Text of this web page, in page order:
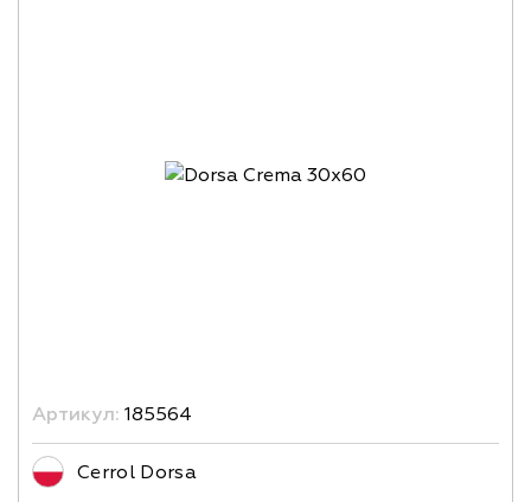
Артикул: 185564
Cerrol Dorsa